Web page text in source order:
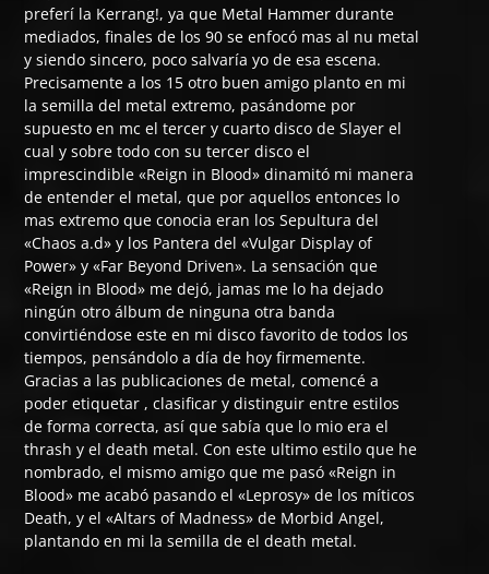
preferí la Kerrang!, ya que Metal Hammer durante
mediados, finales de los 90 se enfocó mas al nu metal
y siendo sincero, poco salvaría yo de esa escena.
Precisamente a los 15 otro buen amigo planto en mi
la semilla del metal extremo, pasándome por
supuesto en mc el tercer y cuarto disco de Slayer el
cual y sobre todo con su tercer disco el
imprescindible «Reign in Blood» dinamitó mi manera
de entender el metal, que por aquellos entonces lo
mas extremo que conocia eran los Sepultura del
«Chaos a.d» y los Pantera del «Vulgar Display of
Power» y «Far Beyond Driven». La sensación que
«Reign in Blood» me dejó, jamas me lo ha dejado
ningún otro álbum de ninguna otra banda
convirtiéndose este en mi disco favorito de todos los
tiempos, pensándolo a día de hoy firmemente.
Gracias a las publicaciones de metal, comencé a
poder etiquetar , clasificar y distinguir entre estilos
de forma correcta, así que sabía que lo mio era el
thrash y el death metal. Con este ultimo estilo que he
nombrado, el mismo amigo que me pasó «Reign in
Blood» me acabó pasando el «Leprosy» de los míticos
Death, y el «Altars of Madness» de Morbid Angel,
plantando en mi la semilla de el death metal.